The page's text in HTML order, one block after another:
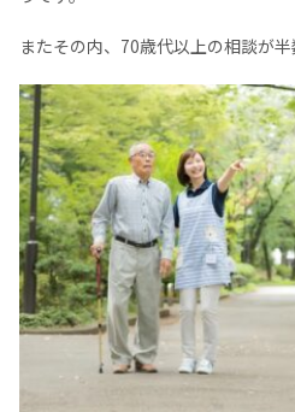
またその内、70歳代以上の相談が半